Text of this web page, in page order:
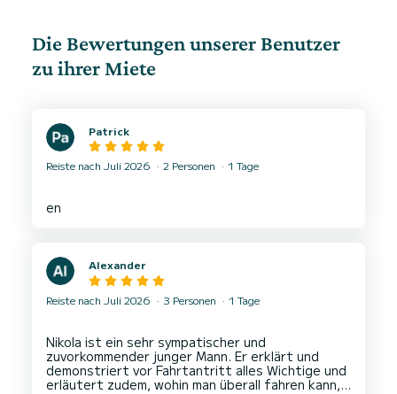
Die Bewertungen unserer Benutzer
zu ihrer Miete
Patrick
Reiste nach Juli 2026 2 Personen 1 Tage
Alexander
Reiste nach Juli 2026 3 Personen 1 Tage
Nikola ist ein sehr sympatischer und
zuvorkommender junger Mann. Er erklärt und
demonstriert vor Fahrtantritt alles Wichtige und
erläutert zudem, wohin man überall fahren kann,